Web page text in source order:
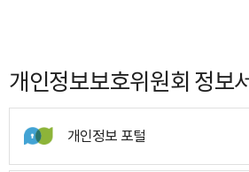
개인정보보호위원회 정보
개인정보 포털